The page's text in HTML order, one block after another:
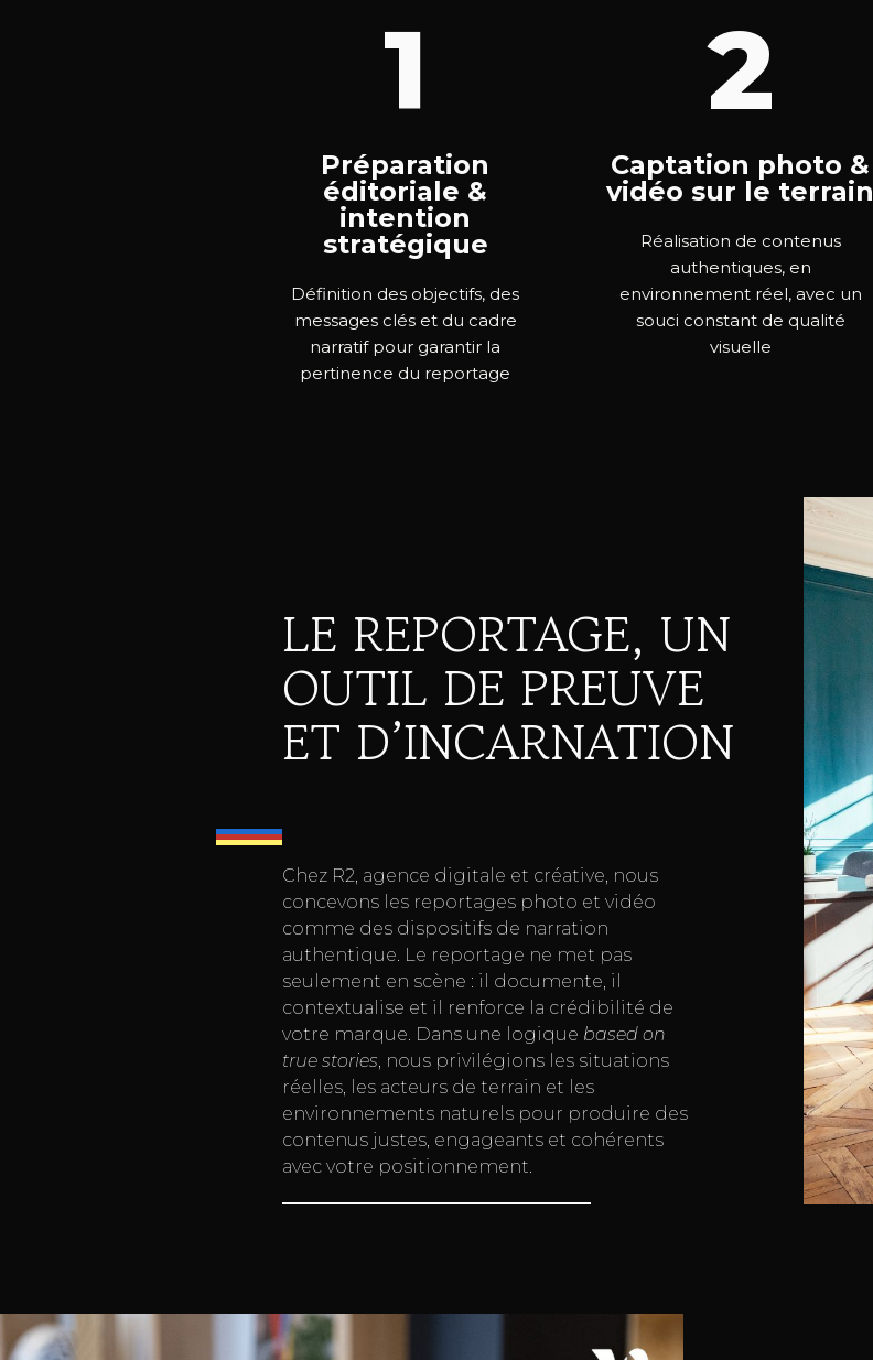
1
Préparation
éditoriale &
intention
stratégique
Définition des objectifs, des
messages clés et du cadre
narratif pour garantir la
pertinence du reportage
2
Captation photo &
vidéo sur le terrain
Réalisation de contenus
authentiques, en
environnement réel, avec un
souci constant de qualité
visuelle
LE REPORTAGE, UN
OUTIL DE PREUVE
ET D’INCARNATION
Chez R2, agence digitale et créative, nous
concevons les reportages photo et vidéo
comme des dispositifs de narration
authentique. Le reportage ne met pas
seulement en scène : il documente, il
contextualise et il renforce la crédibilité de
votre marque. Dans une logique based on
true stories , nous privilégions les situations
réelles, les acteurs de terrain et les
environnements naturels pour produire des
contenus justes, engageants et cohérents
avec votre positionnement.